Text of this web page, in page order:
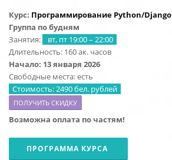
Курс: Программирование Python/Django
Группа по будням
Занятия:
вт, пт 19:00 – 22:00
Длительность: 160 ак. часов
Начало: 13 января 2026
Свободные места: есть
Стоимость: 2490 бел. рублей
ПОЛУЧИТЬ СКИДКУ
Возможна оплата по частям!
ПРОГРАММА КУРСА